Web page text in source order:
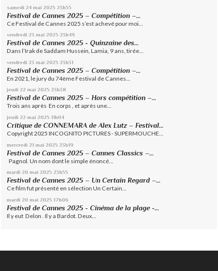
samedi 24 mai 2025 23h55
Festival de Cannes 2025 – Compétition –...
Ce Festival de Cannes 2025 s’est achevé pour moi...
vendredi 23 mai 2025 23h49
Festival de Cannes 2025 - Quinzaine des...
Dans l’Irak de Saddam Hussein, Lamia, 9 ans, tirée...
vendredi 23 mai 2025 23h31
Festival de Cannes 2025 – Compétition –...
En 2021, le jury du 74ème Festival de Cannes...
jeudi 22 mai 2025 23h38
Festival de Cannes 2025 – Hors compétition –...
Trois ans après En corps , et après une...
jeudi 22 mai 2025 11h04
Critique de CONNEMARA de Alex Lutz – Festival...
Copyright 2025 INCOGNITO PICTURES - SUPERMOUCHE...
mercredi 21 mai 2025 23h19
Festival de Cannes 2025 – Cannes Classics –...
Pagnol. Un nom dont le simple énoncé...
mardi 20 mai 2025 23h55
Festival de Cannes 2025 – Un Certain Regard –...
Ce film fut présenté en sélection Un Certain...
mardi 20 mai 2025 17h06
Festival de Cannes 2025 - Cinéma de la plage -...
Il y eut Delon . Il y a Bardot. Deux...